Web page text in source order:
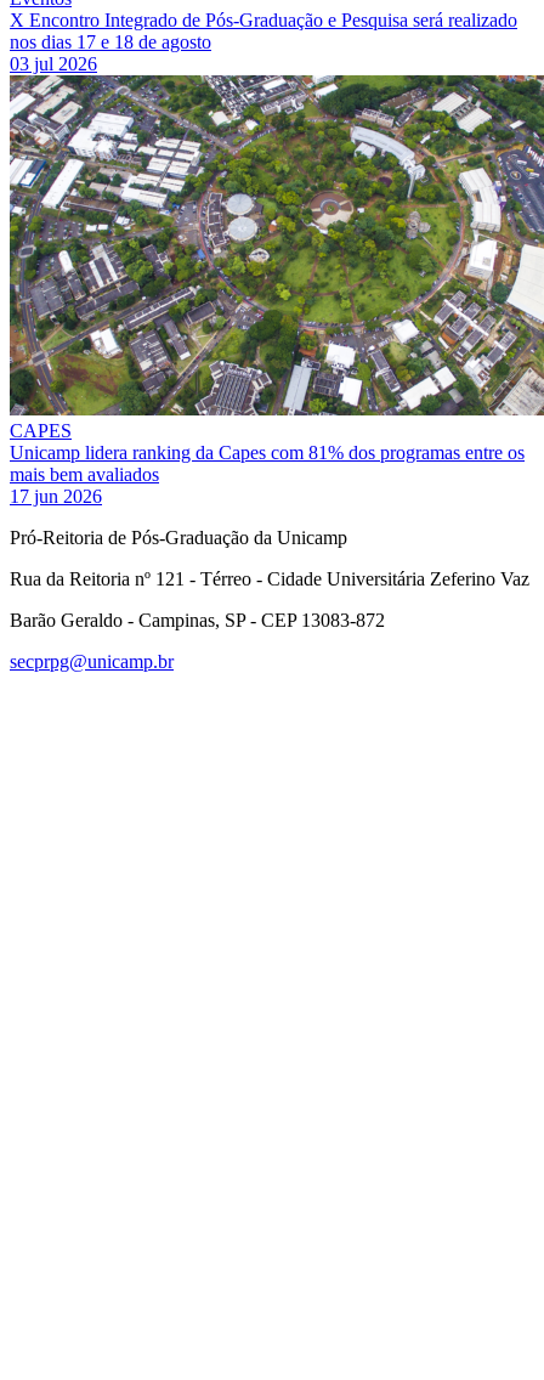
X Encontro Integrado de Pós-Graduação e Pesquisa será realizado
nos dias 17 e 18 de agosto
03 jul 2026
CAPES
Unicamp lidera ranking da Capes com 81% dos programas entre os
mais bem avaliados
17 jun 2026
Pró-Reitoria de Pós-Graduação da Unicamp
Rua da Reitoria nº 121 - Térreo - Cidade Universitária Zeferino Vaz
Barão Geraldo - Campinas, SP - CEP 13083-872
secprpg@unicamp.br